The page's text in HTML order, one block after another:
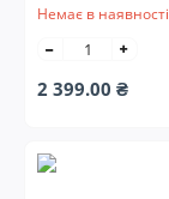
Немає в наявності
2 399.00 ₴